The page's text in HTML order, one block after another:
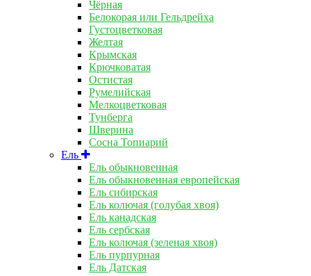
Чёрная
Белокорая или Гельдрейха
Густоцветковая
Желтая
Крымская
Крючковатая
Остистая
Румелийская
Мелкоцветковая
Тунберга
Шверина
Сосна Топиарий
Ель
Ель обыкновенная
Ель обыкновенная европейская
Ель сибирская
Ель колючая (голубая хвоя)
Ель канадская
Ель сербская
Ель колючая (зеленая хвоя)
Ель пурпурная
Ель Датская